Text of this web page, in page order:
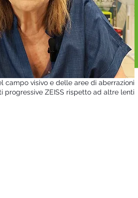
campo visivo e delle aree di aberrazioni
progressive ZEISS rispetto ad altre lenti